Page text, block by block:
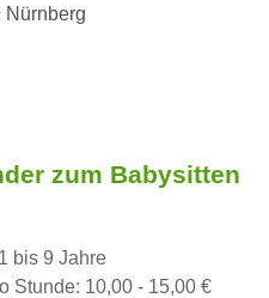
Nürnberg
zum Babysitten
bis 9 Jahre
Stunde: 10,00 - 15,00 €